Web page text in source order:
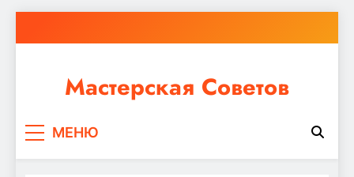
к
Мастерская Советов
ремонт или крупное строительство, в Мастерской
МЕНЮ